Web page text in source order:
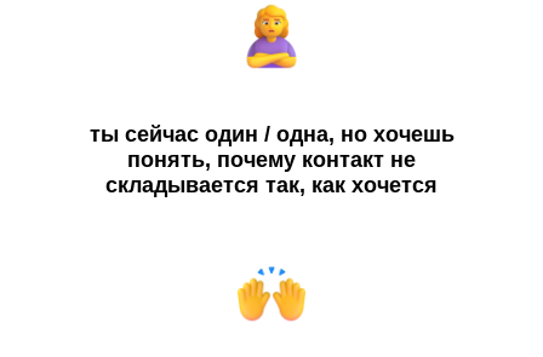
ты сейчас один / одна, но хочешь
понять, почему контакт не
складывается так, как хочется